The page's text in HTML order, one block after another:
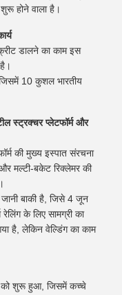
होने वाला है।
डालने का काम इस
10 कुशल भारतीय
स्ट्रक्चर प्लेटफॉर्म और
की मुख्य इस्पात संरचना
मल्टी-बकेट रिक्लेमर की
बाकी है, जिसे 4 जून
के लिए सामग्री का
है, लेकिन वेल्डिंग का काम
को शुरू हुआ, जिसमें कच्चे